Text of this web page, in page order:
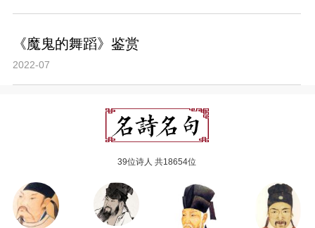
《魔鬼的舞蹈》鉴赏
2022-07
39位诗人 共18654位